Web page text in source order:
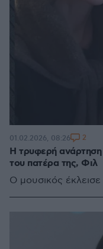
Η τρυφερή ανάρτηση
του πατέρα της, Φιλ
Ο μουσικός έκλεισε
01.02.2026, 08:26 2